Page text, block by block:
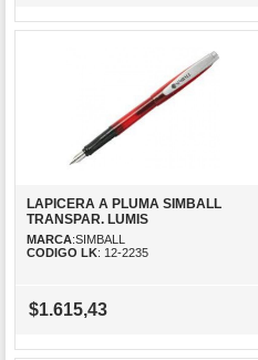
LAPICERA A PLUMA SIMBALL
TRANSPAR. LUMIS
MARCA:SIMBALL
CODIGO LK: 12-2235
$1.615,43